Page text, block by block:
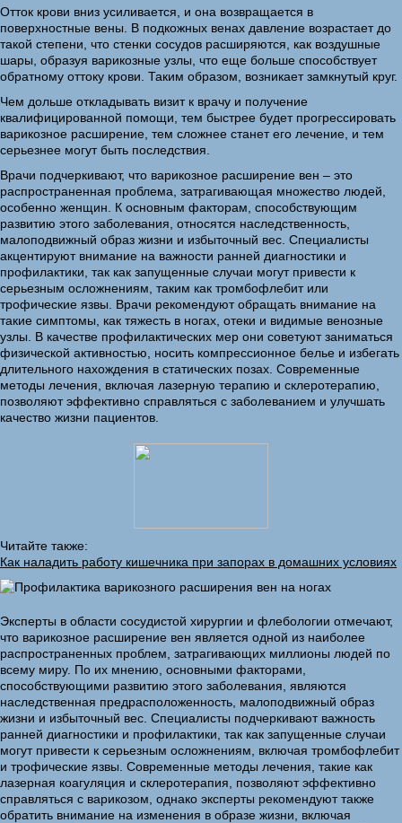
Отток крови вниз усиливается, и она возвращается в
поверхностные вены. В подкожных венах давление возрастает до
такой степени, что стенки сосудов расширяются, как воздушные
шары, образуя варикозные узлы, что еще больше способствует
обратному оттоку крови. Таким образом, возникает замкнутый круг.
Чем дольше откладывать визит к врачу и получение
квалифицированной помощи, тем быстрее будет прогрессировать
варикозное расширение, тем сложнее станет его лечение, и тем
серьезнее могут быть последствия.
Врачи подчеркивают, что варикозное расширение вен – это
распространенная проблема, затрагивающая множество людей,
особенно женщин. К основным факторам, способствующим
развитию этого заболевания, относятся наследственность,
малоподвижный образ жизни и избыточный вес. Специалисты
акцентируют внимание на важности ранней диагностики и
профилактики, так как запущенные случаи могут привести к
серьезным осложнениям, таким как тромбофлебит или
трофические язвы. Врачи рекомендуют обращать внимание на
такие симптомы, как тяжесть в ногах, отеки и видимые венозные
узлы. В качестве профилактических мер они советуют заниматься
физической активностью, носить компрессионное белье и избегать
длительного нахождения в статических позах. Современные
методы лечения, включая лазерную терапию и склеротерапию,
позволяют эффективно справляться с заболеванием и улучшать
качество жизни пациентов.
Читайте также:
Как наладить работу кишечника при запорах в домашних условиях
Эксперты в области сосудистой хирургии и флебологии отмечают,
что варикозное расширение вен является одной из наиболее
распространенных проблем, затрагивающих миллионы людей по
всему миру. По их мнению, основными факторами,
способствующими развитию этого заболевания, являются
наследственная предрасположенность, малоподвижный образ
жизни и избыточный вес. Специалисты подчеркивают важность
ранней диагностики и профилактики, так как запущенные случаи
могут привести к серьезным осложнениям, включая тромбофлебит
и трофические язвы. Современные методы лечения, такие как
лазерная коагуляция и склеротерапия, позволяют эффективно
справляться с варикозом, однако эксперты рекомендуют также
обратить внимание на изменения в образе жизни, включая